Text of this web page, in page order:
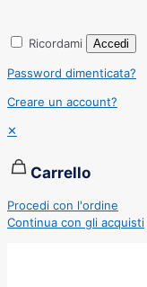
Ricordami Accedi
Password dimenticata?
Creare un account?
✕
Carrello
Procedi con l'ordine
Continua con gli acquisti